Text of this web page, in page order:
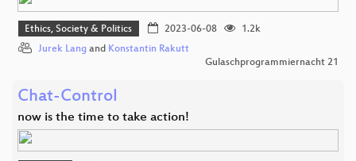
Ethics, Society & Politics 2023-06-08
1.2k
Jurek Lang and Konstantin Rakutt
Gulaschprogrammiernacht 21
Chat-Control
now is the time to take action!